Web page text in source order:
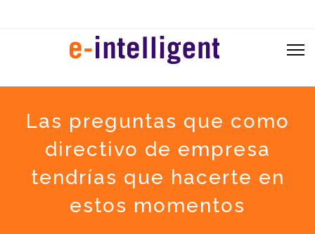
Las preguntas que como
directivo de empresa
tendrías que hacerte en
estos momentos